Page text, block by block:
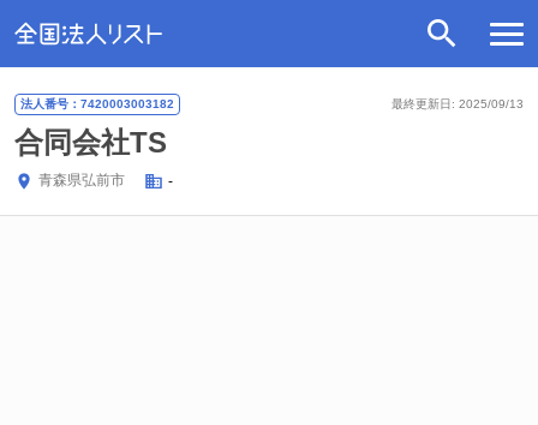
最終更新日: 2025/09/13
法人番号：7420003003182
合同会社TS
青森県弘前市 -